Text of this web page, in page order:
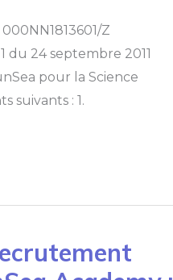
Z
du 24 septembre 2011
pour la Science
suivants : 1.